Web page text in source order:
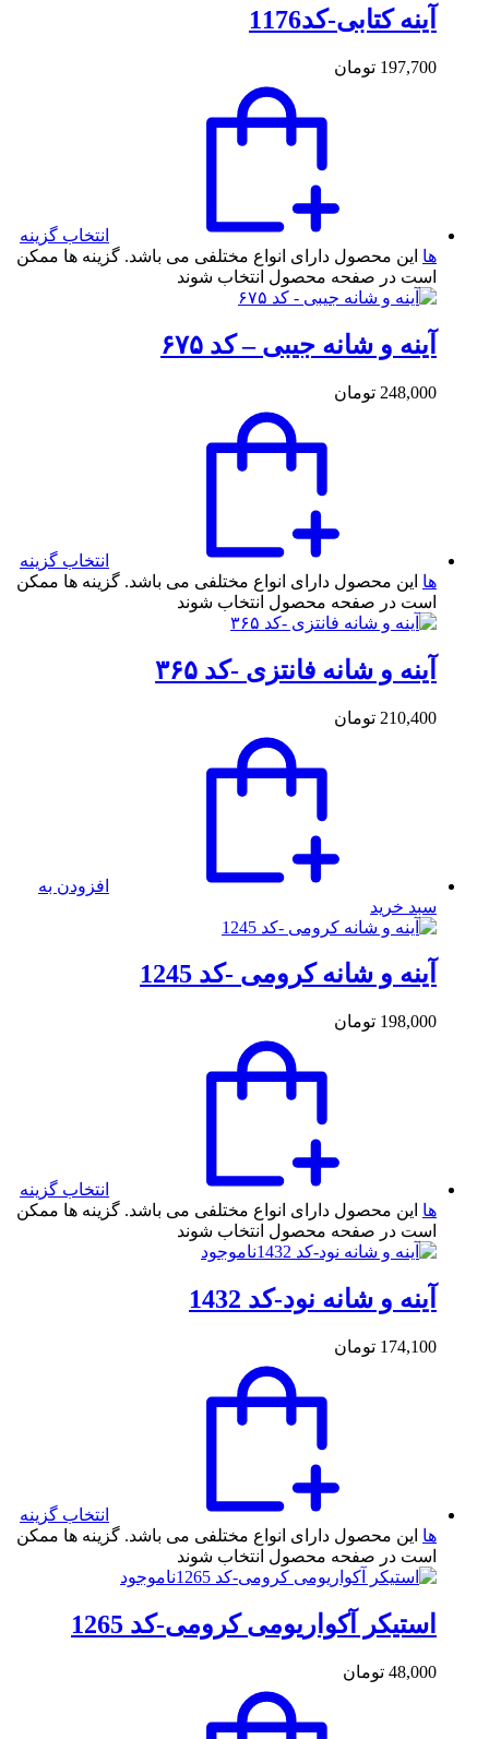
آینه کتابی-کد1176
197,700 تومان
انتخاب گزینه
ها این محصول دارای انواع مختلفی می باشد. گزینه ها ممکن
است در صفحه محصول انتخاب شوند
آینه و شانه جیبی – کد ۶۷۵
248,000 تومان
انتخاب گزینه
ها این محصول دارای انواع مختلفی می باشد. گزینه ها ممکن
است در صفحه محصول انتخاب شوند
آینه و شانه فانتزی -کد ۳۶۵
210,400 تومان
افزودن به
سبد خرید
آینه و شانه کرومی -کد 1245
198,000 تومان
انتخاب گزینه
ها این محصول دارای انواع مختلفی می باشد. گزینه ها ممکن
است در صفحه محصول انتخاب شوند
ناموجود
آینه و شانه نود-کد 1432
174,100 تومان
انتخاب گزینه
ها این محصول دارای انواع مختلفی می باشد. گزینه ها ممکن
است در صفحه محصول انتخاب شوند
ناموجود
استیکر آکواریومی کرومی-کد 1265
48,000 تومان